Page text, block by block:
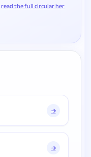
read the full circular her